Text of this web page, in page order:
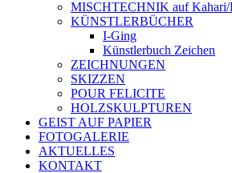
MISCHTECHNIK auf Kahari/
KÜNSTLERBÜCHER
I-Ging
Künstlerbuch Zeichen
ZEICHNUNGEN
SKIZZEN
POUR FELICITE
HOLZSKULPTUREN
GEIST AUF PAPIER
FOTOGALERIE
AKTUELLES
KONTAKT